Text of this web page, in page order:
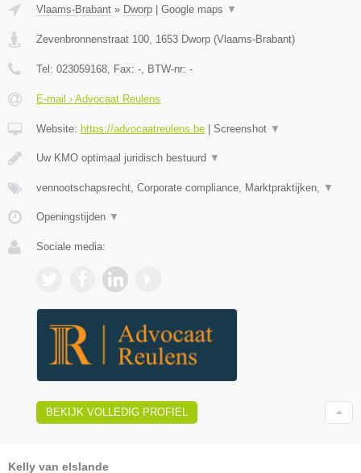
Vlaams-Brabant » Dworp Google maps ▼
Zevenbronnenstraat 100 1653 Dworp (Vlaams-Brabant)
Tel: 023059168 , Fax: - , BTW-nr: -
E-mail › Advocaat Reulens
Website: https://advocaatreulens.be Screenshot ▼
Uw KMO optimaal juridisch bestuurd ▼
vennootschapsrecht, Corporate compliance, Marktpraktijken, ▼
Openingstijden ▼
Sociale media:
BEKIJK VOLLEDIG PROFIEL
Kelly van elslande